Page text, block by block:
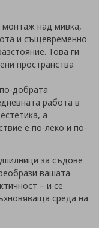
монтаж над мивка,
и същевременно
Това ги
пространства
добрата
работа в
а
е по-леко и по-
за съдове
вашата
– и се
среда на